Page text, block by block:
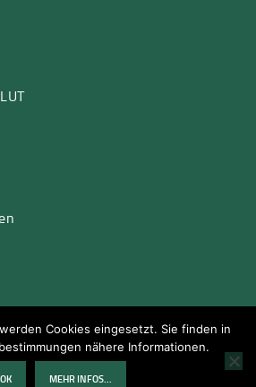
|WebDesign by WebErfolg
Cookies eingesetzt. Sie finden in
nähere Informationen.
OK MEHR INFOS...